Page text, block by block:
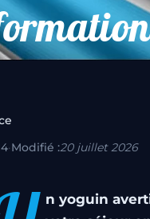
·Modifié :20 juillet 2026
n yoguin